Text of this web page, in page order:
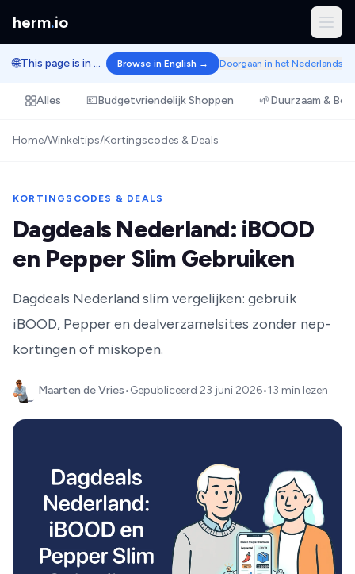
herm.io
🌐 This page is in Dutch. Browse in English → Doorgaan in het Nederlands
Alles 💶Budgetvriendelijk Shoppen 🌱Duurzaam &
Home/Winkeltips/Kortingscodes & Deals
KORTINGSCODES & DEALS
Dagdeals Nederland: iBOOD
en Pepper Slim Gebruiken
Dagdeals Nederland slim vergelijken: gebruik
iBOOD, Pepper en dealverzamelsites zonder nep-
kortingen of miskopen.
Maarten de Vries•Gepubliceerd 23 juni 2026•13 min lezen